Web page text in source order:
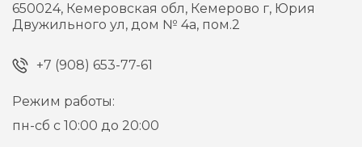
650024, Кемеровская обл, Кемерово г, Юрия
Двужильного ул, дом № 4а, пом.2
+7 (908) 653-77-61
Режим работы:
пн-сб с 10:00 до 20:00